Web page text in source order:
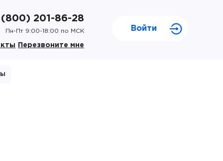
201-86-28
Пн-Пт 9:00-18:00 по МСК
Перезвоните мне
Войти